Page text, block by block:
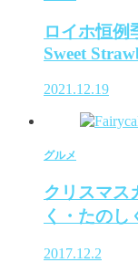
ロイホ恒例
Sweet
2021.12.19
グルメ
クリスマス
く・たの
2017.12.2